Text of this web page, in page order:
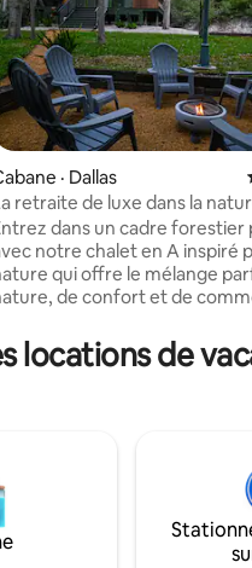
de 5 sur 5, 103
· Dallas
retraite de luxe dans la
Frame
dans un cadre forestier
notre chalet en A inspiré
qui offre le mélange
de confort et de
et les petits groupes,
de compagnie!
proximité des meilleures
Arlington et Grand
le lac Joe Pool, le parc
de Cedar Hill, le Globe
Le tout à moins de 20
de